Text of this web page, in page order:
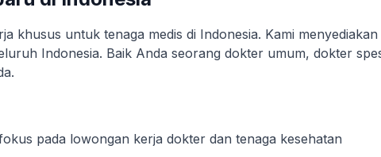
khusus untuk tenaga medis di Indonesia. Kami
Indonesia. Baik Anda seorang dokter umum, dokter
pada lowongan kerja dokter dan tenaga kesehatan